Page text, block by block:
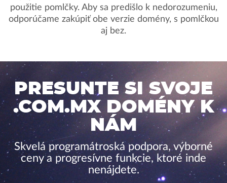
použitie pomlčky. Aby sa predišlo k nedorozumeniu,
odporúčame zakúpiť obe verzie domény, s pomlčkou
aj bez.
PRESUNTE SI SVOJE
.COM.MX DOMÉNY K
NÁM
Skvelá programátroská podpora, výborné
ceny a progresívne funkcie, ktoré inde
nenájdete.